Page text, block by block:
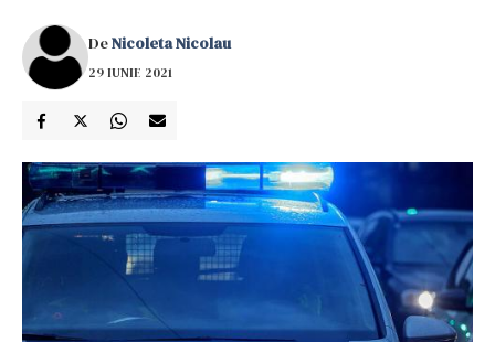
DeNicoleta Nicolau
29 IUNIE 2021